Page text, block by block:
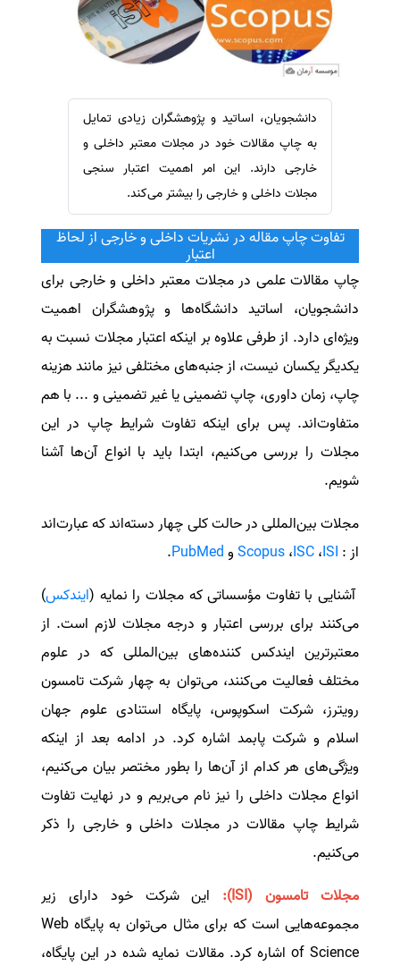
ترجمه عربی به فارسی
مشاهده همه زبان ها
سفارش ویرایش
سفارش پارافریز
سفارش فرمت‌بندی
سفارش کاهش کمیت
سفارش معرفی مجله
سفارش معرفی مقاله
سفارش معرفی کتاب
سفارش ترجمه مولتی‌مدیا
سفارش گویندگی
سفارش تولید محتوا
سفارش ترجمه همزمان
سفارش چکیده گرافیکی
سفارش تهیه کاورلتر
سفارش انگیزه‌نامه‌SOP
دانشجویان، اساتید و پژوهشگران زیادی تمایل
به چاپ مقالات خود در مجلات معتبر داخلی و
خارجی دارند. این امر اهمیت اعتبار سنجی
مجلات داخلی و خارجی را بیشتر می‌کند.
تفاوت چاپ مقاله در نشریات داخلی و خارجی از لحاظ
اعتبار
چاپ مقالات علمی در مجلات معتبر داخلی و خارجی برای
دانشجویان، اساتید دانشگاه‌ها و پژوهشگران اهمیت
ویژه‌ای دارد. از طرفی علاوه بر اینکه اعتبار مجلات نسبت به
یکدیگر یکسان نیست، از جنبه‌های مختلفی نیز مانند هزینه
چاپ، زمان داوری، چاپ تضمینی یا غیر تضمینی و ... با هم
متفاوت‌اند. پس برای اینکه تفاوت شرایط چاپ در این
مجلات را بررسی می‌کنیم، ابتدا باید با انواع آن‌ها آشنا
شویم.
مجلات بین‌المللی در حالت کلی چهار دسته‌اند که عبارت‌اند
از : ISI،ISC،ScopusوPubMed
.
آشنایی با تفاوت‌ مؤسساتی که مجلات را نمایه (ایندکس)
می‌کنند برای بررسی اعتبار و درجه مجلات لازم است. از
معتبرترین ایندکس کننده‌های بین‌المللی که در علوم
مختلف فعالیت می‌کنند، می‌توان به چهار شرکت تامسون
رویترز، شرکت اسکوپوس، پایگاه استنادی علوم جهان
اسلام و شرکت پابمد اشاره کرد. در ادامه بعد از اینکه
ویژگی‌های هر کدام از آن‌ها را بطور مختصر بیان می‌کنیم،
انواع مجلات داخلی را نیز نام می‌بریم و در نهایت تفاوت
شرایط چاپ مقالات در مجلات داخلی و خارجی را ذکر
می‌کنیم.
مجلات تامسون (ISI)
: این شرکت خود دارای زیر
مجموعه‌هایی است که برای مثال می‌توان به پایگاه Web
of Science اشاره کرد. مقالات نمایه شده در این پایگاه،